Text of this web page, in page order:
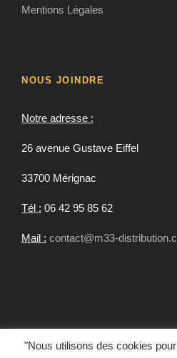
Mentions Légales
NOUS JOINDRE
Notre adresse :
26 avenue Gustave Eiffel
33700 Mérignac
Tél : 06 42 95 85 62
Mail : contact@m33-
"Nous utilisons des cookies